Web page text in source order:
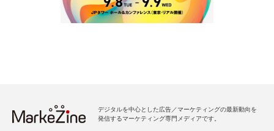
デジタルを中心とした広告／マーケティングの最新動向を
発信するマーケティング専門メディアです。